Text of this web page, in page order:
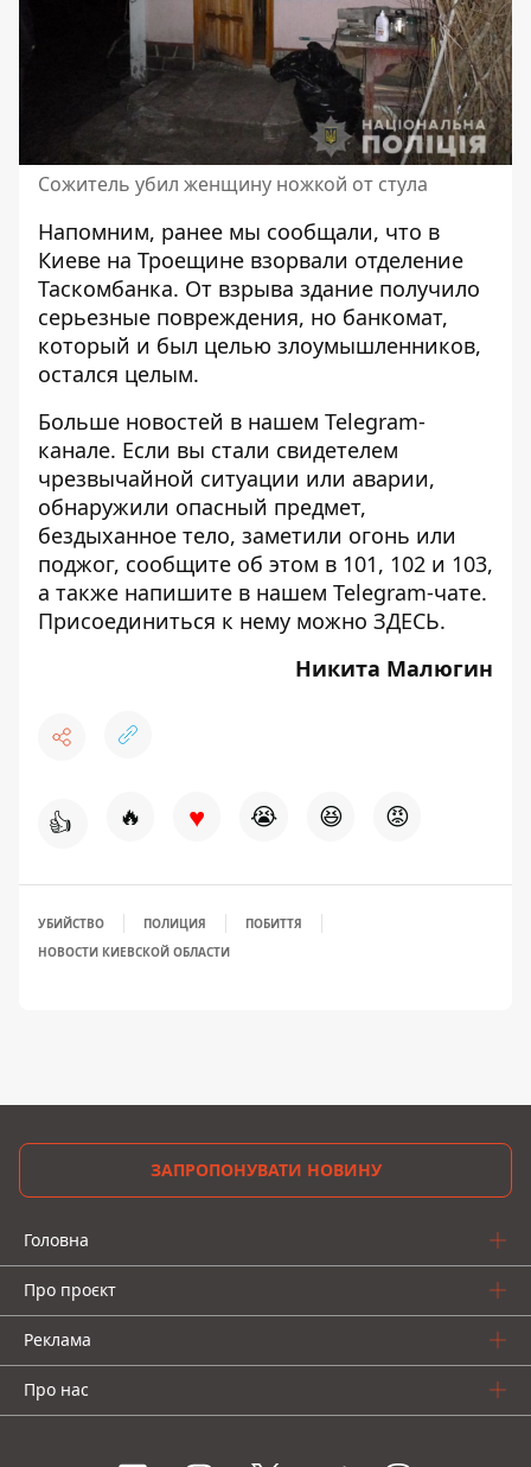
Сожитель убил женщину ножкой от стула
Напомним, ранее мы сообщали, что в
Киеве на Троещине взорвали отделение
Таскомбанка. От взрыва здание получило
серьезные повреждения, но банкомат,
который и был целью злоумышленников,
остался целым.
Больше новостей в нашем Telegram-
канале. Если вы стали свидетелем
чрезвычайной ситуации или аварии,
обнаружили опасный предмет,
бездыханное тело, заметили огонь или
поджог, сообщите об этом в 101, 102 и 103,
а также напишите в нашем Telegram-чате.
Присоединиться к нему можно ЗДЕСЬ.
Никита Малюгин
👍 🔥 ♥ 😭 😆 😡
УБИЙСТВО ПОЛИЦИЯ
ПОБИТТЯ
НОВОСТИ КИЕВСКОЙ ОБЛАСТИ
ЗАПРОПОНУВАТИ НОВИНУ
Головна
Про проєкт
Реклама
Про нас